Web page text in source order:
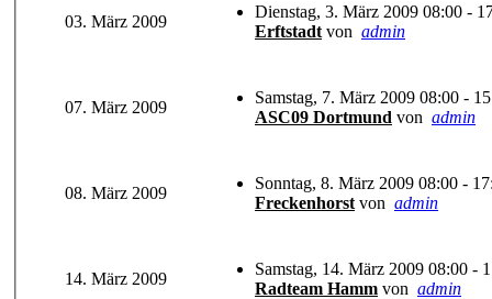
03. März 2009
Dienstag, 3. März 2009 08:00 -
Erftstadt von admin
07. März 2009
Samstag, 7. März 2009 08:00 -
ASC09 Dortmund von admin
08. März 2009
Sonntag, 8. März 2009 08:00 -
Freckenhorst von admin
14. März 2009
Samstag, 14. März 2009 08:00 -
Radteam Hamm von admin